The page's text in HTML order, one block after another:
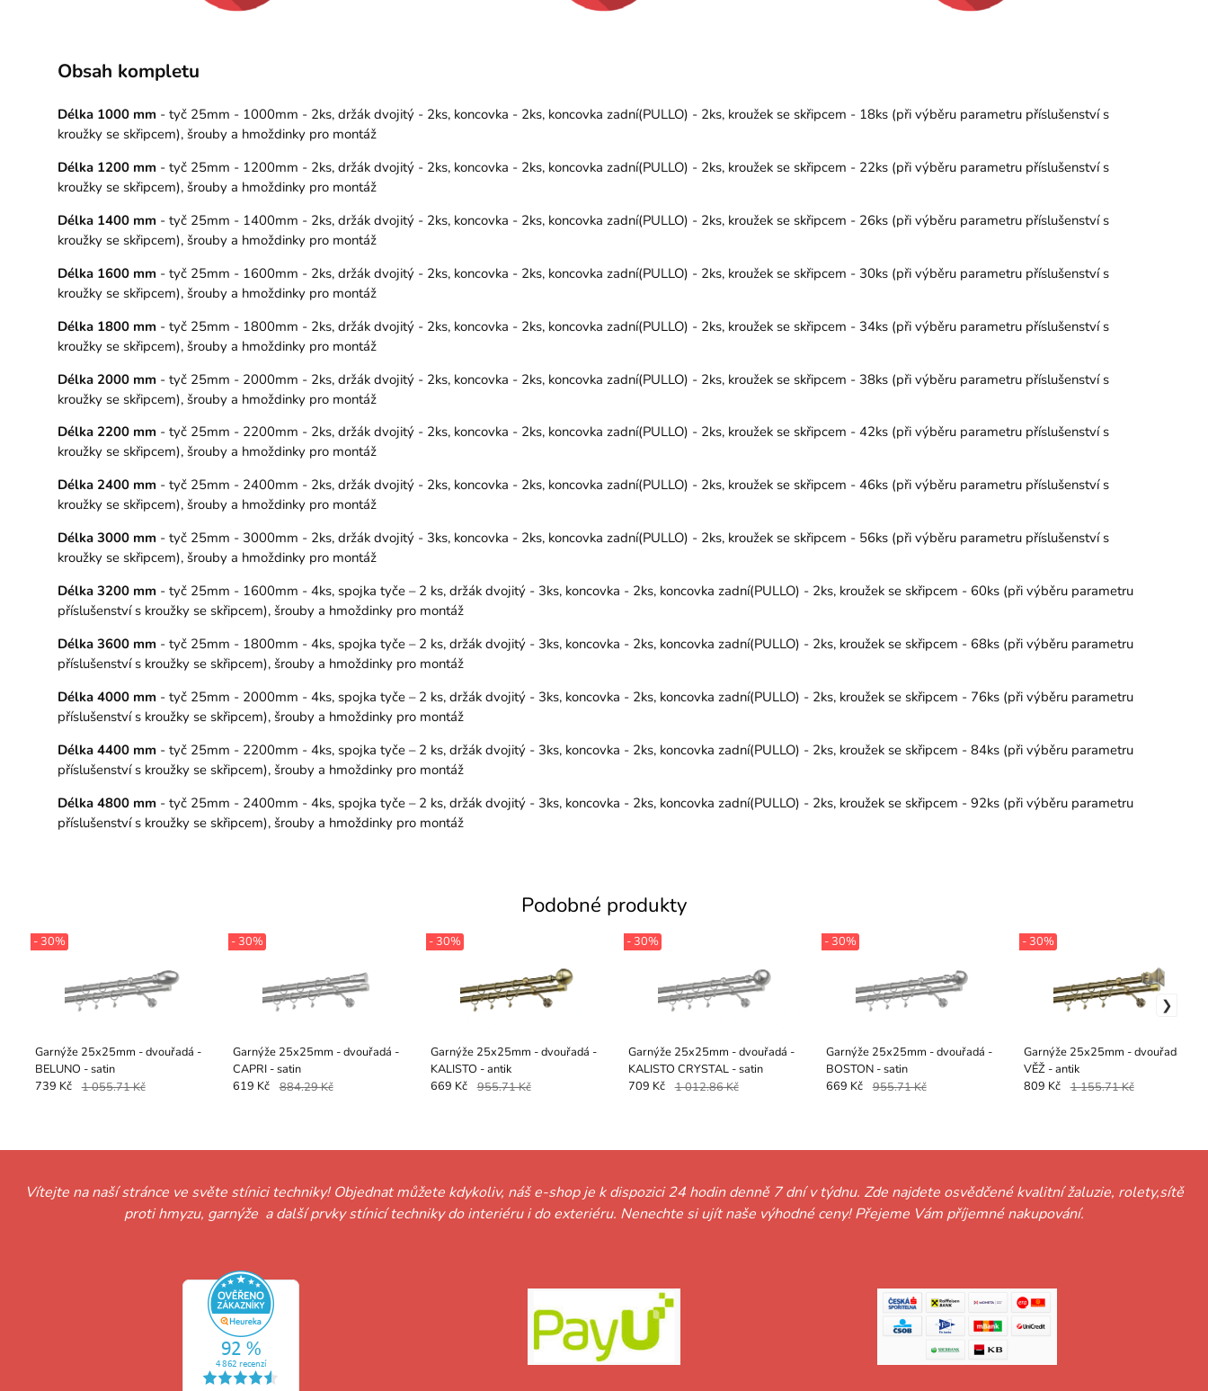
Obsah kompletu
Délka 1000 mm - tyč 25mm - 1000mm - 2ks, držák dvojitý - 2ks, koncovka - 2ks, koncovka zadní(PULLO) - 2ks, kroužek se skřipcem - 18ks (při výběru parametru příslušenství s
kroužky se skřipcem), šrouby a hmoždinky pro montáž
Délka 1200 mm - tyč 25mm - 1200mm - 2ks, držák dvojitý - 2ks, koncovka - 2ks, koncovka zadní(PULLO) - 2ks, kroužek se skřipcem - 22ks (při výběru parametru příslušenství s
kroužky se skřipcem), šrouby a hmoždinky pro montáž
Délka 1400 mm - tyč 25mm - 1400mm - 2ks, držák dvojitý - 2ks, koncovka - 2ks, koncovka zadní(PULLO) - 2ks, kroužek se skřipcem - 26ks (při výběru parametru příslušenství s
kroužky se skřipcem), šrouby a hmoždinky pro montáž
Délka 1600 mm - tyč 25mm - 1600mm - 2ks, držák dvojitý - 2ks, koncovka - 2ks, koncovka zadní(PULLO) - 2ks, kroužek se skřipcem - 30ks (při výběru parametru příslušenství s
kroužky se skřipcem), šrouby a hmoždinky pro montáž
Délka 1800 mm - tyč 25mm - 1800mm - 2ks, držák dvojitý - 2ks, koncovka - 2ks, koncovka zadní(PULLO) - 2ks, kroužek se skřipcem - 34ks (při výběru parametru příslušenství s
kroužky se skřipcem), šrouby a hmoždinky pro montáž
Délka 2000 mm - tyč 25mm - 2000mm - 2ks, držák dvojitý - 2ks, koncovka - 2ks, koncovka zadní(PULLO) - 2ks, kroužek se skřipcem - 38ks (při výběru parametru příslušenství s
kroužky se skřipcem), šrouby a hmoždinky pro montáž
Délka 2200 mm - tyč 25mm - 2200mm - 2ks, držák dvojitý - 2ks, koncovka - 2ks, koncovka zadní(PULLO) - 2ks, kroužek se skřipcem - 42ks (při výběru parametru příslušenství s
kroužky se skřipcem), šrouby a hmoždinky pro montáž
Délka 2400 mm - tyč 25mm - 2400mm - 2ks, držák dvojitý - 2ks, koncovka - 2ks, koncovka zadní(PULLO) - 2ks, kroužek se skřipcem - 46ks (při výběru parametru příslušenství s
kroužky se skřipcem), šrouby a hmoždinky pro montáž
Délka 3000 mm - tyč 25mm - 3000mm - 2ks, držák dvojitý - 3ks, koncovka - 2ks, koncovka zadní(PULLO) - 2ks, kroužek se skřipcem - 56ks (při výběru parametru příslušenství s
kroužky se skřipcem), šrouby a hmoždinky pro montáž
Délka 3200 mm - tyč 25mm - 1600mm - 4ks, spojka tyče – 2 ks, držák dvojitý - 3ks, koncovka - 2ks, koncovka zadní(PULLO) - 2ks, kroužek se skřipcem - 60ks (při výběru parametru
příslušenství s kroužky se skřipcem), šrouby a hmoždinky pro montáž
Délka 3600 mm - tyč 25mm - 1800mm - 4ks, spojka tyče – 2 ks, držák dvojitý - 3ks, koncovka - 2ks, koncovka zadní(PULLO) - 2ks, kroužek se skřipcem - 68ks (při výběru parametru
příslušenství s kroužky se skřipcem), šrouby a hmoždinky pro montáž
Délka 4000 mm - tyč 25mm - 2000mm - 4ks, spojka tyče – 2 ks, držák dvojitý - 3ks, koncovka - 2ks, koncovka zadní(PULLO) - 2ks, kroužek se skřipcem - 76ks (při výběru parametru
příslušenství s kroužky se skřipcem), šrouby a hmoždinky pro montáž
Délka 4400 mm - tyč 25mm - 2200mm - 4ks, spojka tyče – 2 ks, držák dvojitý - 3ks, koncovka - 2ks, koncovka zadní(PULLO) - 2ks, kroužek se skřipcem - 84ks (při výběru parametru
příslušenství s kroužky se skřipcem), šrouby a hmoždinky pro montáž
Délka 4800 mm - tyč 25mm - 2400mm - 4ks, spojka tyče – 2 ks, držák dvojitý - 3ks, koncovka - 2ks, koncovka zadní(PULLO) - 2ks, kroužek se skřipcem - 92ks (při výběru parametru
příslušenství s kroužky se skřipcem), šrouby a hmoždinky pro montáž
Podobné produkty
Garnýže 25x25mm - dvouřadá -
BELUNO - satin
- 30%
739 Kč 1 055.71 Kč
Garnýže 25x25mm - dvouřadá -
CAPRI - satin
- 30%
619 Kč 884.29 Kč
Garnýže 25x25mm - dvouřadá -
KALISTO - antik
- 30%
669 Kč 955.71 Kč
Garnýže 25x25mm - dvouřadá -
KALISTO CRYSTAL - satin
- 30%
709 Kč 1 012.86 Kč
Garnýže 25x25mm - dvouřadá -
BOSTON - satin
- 30%
669 Kč 955.71 Kč
Garnýže 25x25mm - dvouřadá -
VĚŽ - antik
- 30%
809 Kč 1 155.71 Kč
Vítejte na naší stránce ve světe stínici techniky! Objednat můžete kdykoliv, náš e-shop je k dispozici 24 hodin denně 7 dní v týdnu. Zde najdete osvědčené kvalitní žaluzie, rolety,sítě
proti hmyzu, garnýže a další prvky stínicí techniky do interiéru i do exteriéru. Nenechte si ujít naše výhodné ceny! Přejeme Vám příjemné nakupování.